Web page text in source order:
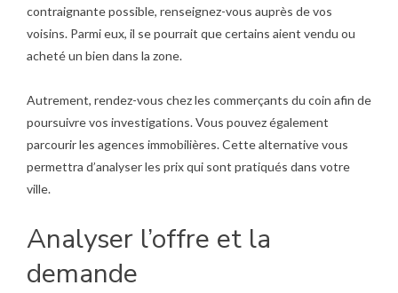
contraignante possible, renseignez-vous auprès de vos
voisins. Parmi eux, il se pourrait que certains aient vendu ou
acheté un bien dans la zone.
Autrement, rendez-vous chez les commerçants du coin afin de
poursuivre vos investigations. Vous pouvez également
parcourir les agences immobilières. Cette alternative vous
permettra d’analyser les prix qui sont pratiqués dans votre
ville.
Analyser l’offre et la
demande